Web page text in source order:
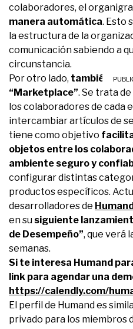
colaboradores, el
manera automática. Esto
la estructura de la
comunicación sabiendo a
circunstancia.
Por otro lado, también
“Marketplace”. Se trata
los colaboradores de cada
intercambiar artículos de
tiene como objetivo
objetos entre los
ambiente seguro y
configurar distintas
productos específicos.
desarrolladores de
en su siguiente
de Desempeño”, que verá
semanas.
Si te interesa Humand
link para agendar una
https://calendly.com/
El perfil de Humand es
privado para los miembros